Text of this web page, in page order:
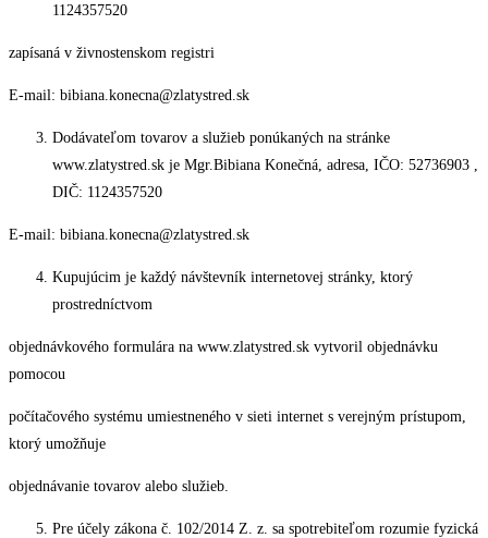
1124357520
zapísaná v živnostenskom registri
E-mail: bibiana.konecna@zlatystred.sk
Dodávateľom tovarov a služieb ponúkaných na stránke
www.zlatystred.sk je Mgr.Bibiana Konečná, adresa, IČO: 52736903 ,
DIČ: 1124357520
E-mail: bibiana.konecna@zlatystred.sk
Kupujúcim je každý návštevník internetovej stránky, ktorý
prostredníctvom
objednávkového formulára na www.zlatystred.sk vytvoril objednávku
pomocou
počítačového systému umiestneného v sieti internet s verejným prístupom,
ktorý umožňuje
objednávanie tovarov alebo služieb.
Pre účely zákona č. 102/2014 Z. z. sa spotrebiteľom rozumie fyzická